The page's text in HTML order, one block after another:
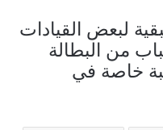
لبعض القيادات
من البطالة
خاصة في